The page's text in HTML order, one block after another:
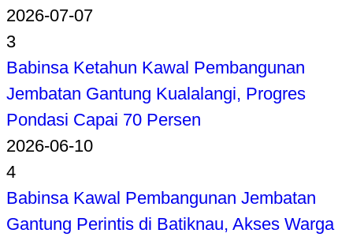
2026-07-07
3
Babinsa Ketahun Kawal Pembangunan
Jembatan Gantung Kualalangi, Progres
Pondasi Capai 70 Persen
2026-06-10
4
Babinsa Kawal Pembangunan Jembatan
Gantung Perintis di Batiknau, Akses Warga